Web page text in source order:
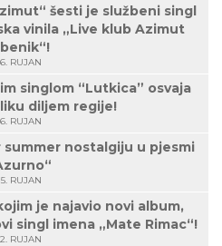
šesti je službeni singl
vinila „Live klub Azimut
RUJAN
singlom “Lutkica” osvaja
diljem regije!
RUJAN
nostalgiju u pjesmi
RUJAN
je najavio novi album,
singl imena „Mate Rimac“!
RUJAN